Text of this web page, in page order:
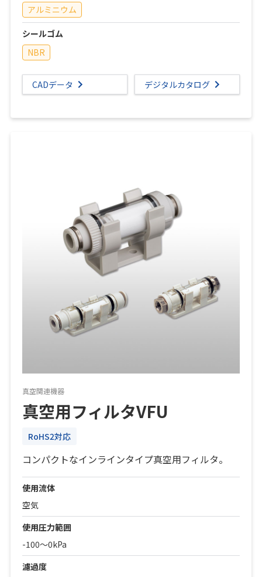
アルミニウム
シールゴム
NBR
CADデータ デジタルカタログ
真空関連機器
真空用フィルタVFU
RoHS2対応
コンパクトなインラインタイプ真空用フィルタ。
使用流体
空気
使用圧力範囲
-100～0kPa
濾過度